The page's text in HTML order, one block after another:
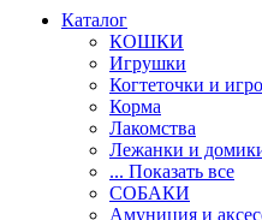
Каталог
КОШКИ
Игрушки
Когтеточки и
Корма
Лакомства
Лежанки и
... Показать все
СОБАКИ
Амуниция и